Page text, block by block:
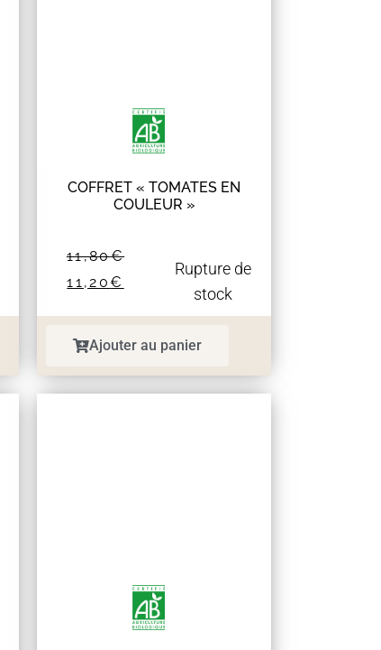
COFFRET « TOMATES EN
COULEUR »
11,80€
11,20€
Rupture de
stock
Ajouter au panier